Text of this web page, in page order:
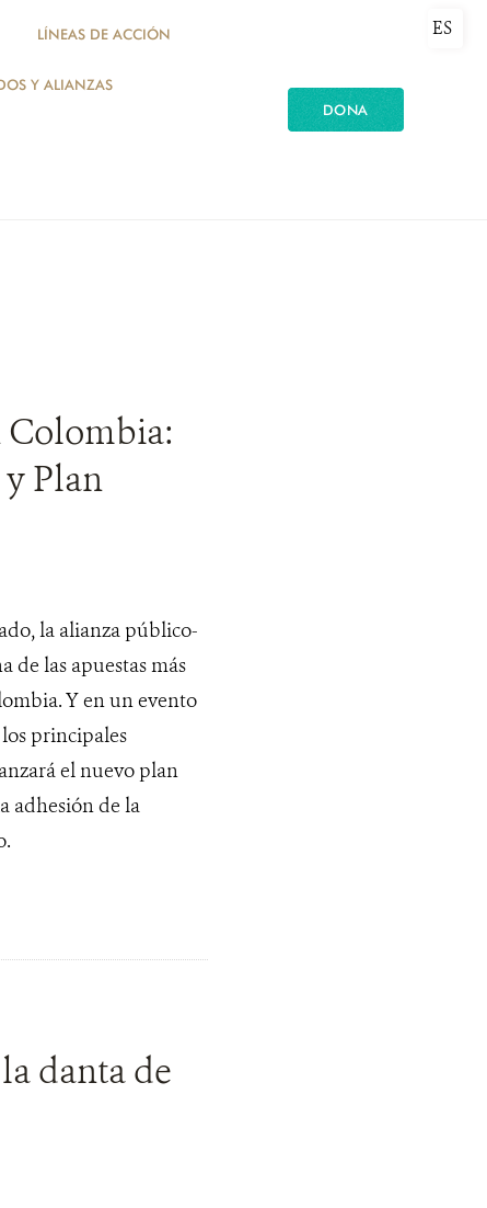
LÍNEAS DE ACCIÓN
Y ALIANZAS
DONA
ES
Colombia:
Plan
la alianza público-
de las apuestas más
Y en un evento
principales
el nuevo plan
adhesión de la
danta de